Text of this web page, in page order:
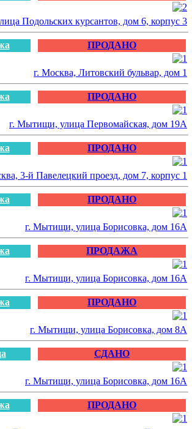
Подольских курсантов, дом 6, корпус 3
ПРОДАНО
г. Москва, Литовский бульвар, дом 1
ПРОДАНО
г. Мытищи, улица Первомайская, дом 19А
ПРОДАНО
3-й Павелецкий проезд, дом 7, корпус 1
ПРОДАНО
г. Мытищи, улица Борисовка, дом 16А
ПРОДАЖА
г. Мытищи, улица Борисовка, дом 16А
ПРОДАНО
г. Мытищи, улица Борисовка, дом 8А
СДАНО
г. Мытищи, улица Борисовка, дом 16А
ПРОДАНО